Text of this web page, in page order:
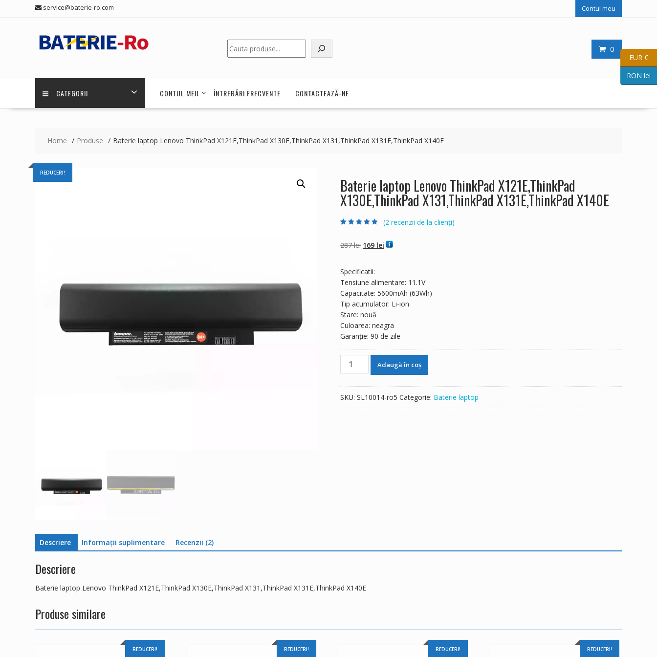
service@baterie-ro.com Contul meu
0
Caută
CATEGORII CONTUL MEU ÎNTREBĂRI FRECVENTE CONTACTEAZĂ-NE
Home Produse Baterie laptop Lenovo ThinkPad X121E,ThinkPad X130E,ThinkPad X131,ThinkPad X131E,ThinkPad X140E
REDUCERI!
Baterie laptop Lenovo ThinkPad X121E,ThinkPad
X130E,ThinkPad X131,ThinkPad X131E,ThinkPad X140E
baza a
evaluări
de la clienți
(2 recenzii de la clienți)
287lei Prețul
fost:
287 lei.
169 lei Prețul
Specificatii:
Tensiune alimentare: 11.1V
Capacitate: 5600mAh (63Wh)
Tip acumulator: Li-ion
Stare: nouă
Culoarea: neagra
Garanție: 90 de zile
Cantitate
Baterie
ThinkPad
Adaugă în coș
SKU: SL10014-ro5 Categorie: Baterie laptop
Descriere Informații suplimentare Recenzii (2)
Descriere
Baterie laptop Lenovo ThinkPad X121E,ThinkPad X130E,ThinkPad X131,ThinkPad X131E,ThinkPad X140E
Produse similare
REDUCERI! REDUCERI! REDUCERI! REDUCERI!
EUR €
RON lei